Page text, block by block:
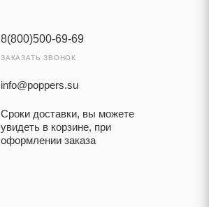
8(800)500-69-69
ЗАКАЗАТЬ ЗВОНОК
info@poppers.su
Сроки доставки, вы можете
увидеть в корзине, при
оформлении заказа